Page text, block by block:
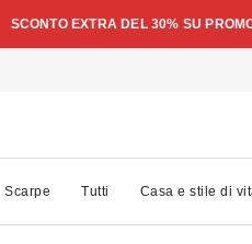
SCONTO EXTRA DEL 30% SU
Scarpe Tutti Casa e stile di